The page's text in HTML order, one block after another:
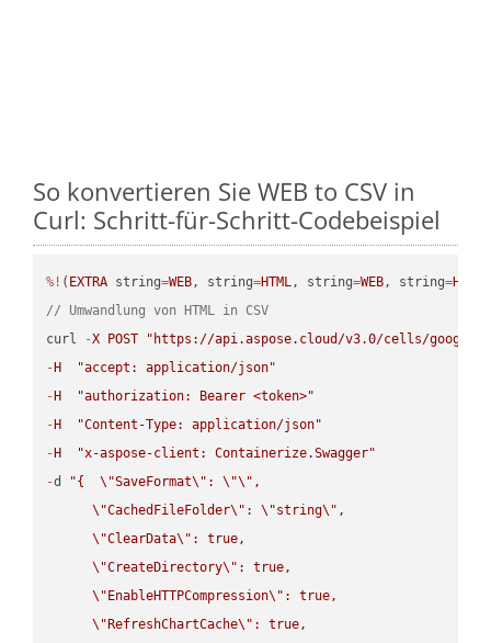
So konvertieren Sie WEB to CSV in
Curl: Schritt-für-Schritt-Codebeispiel
%! ( EXTRA string=WEB, string=HTML, string=WEB, string=HTML
// Umwandlung von HTML in CSV
curl
-X POST
"https://api.aspose.cloud/v3.0/cells/
- H
"accept: application/json"
- H
"authorization: Bearer <token>"
- H
"Content-Type: application/json"
- H
"x-aspose-client: Containerize.Swagger"
-d "{ \"SaveFormat\" : \"\" ,
\"CachedFileFolder\" : \"string\" ,
\"ClearData\" : true,
\"CreateDirectory\" : true,
\" EnableHTTPCompression\" : true,
\" RefreshChartCache\" : true,